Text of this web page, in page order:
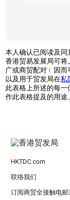
本人确认已阅读及同
香港贸易发展局可
广或商贸配对﹝因
以及用于贸发局在私
此表格上所述的每
作此表格提及的用途
HKTDC.com
联络我们
订阅商贸全接触电邮